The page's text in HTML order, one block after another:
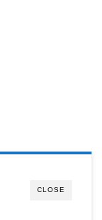
CLOSE